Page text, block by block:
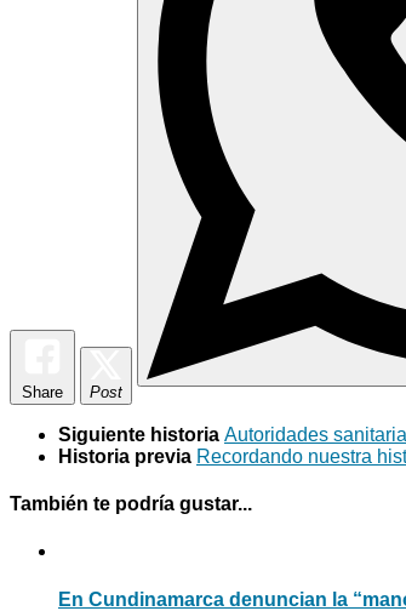
Share Post
Siguiente historia Autoridades
Historia previa Recordando nuestra
También te podría gustar...
En Cundinamarca denuncian la